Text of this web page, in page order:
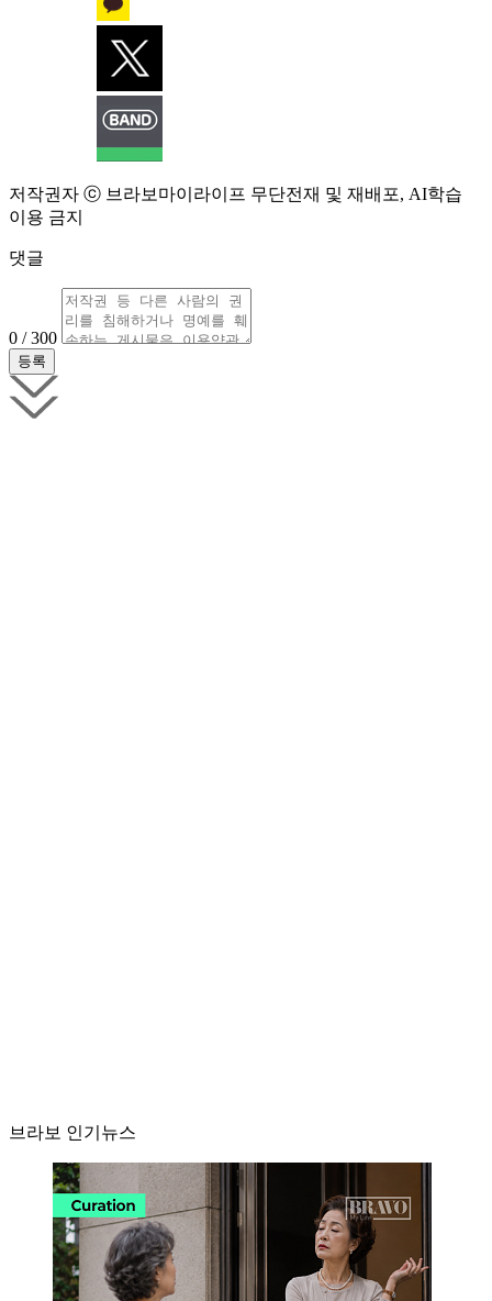
저작권자 ⓒ 브라보마이라이프 무단전재 및 재배포, AI학습
이용 금지
댓글
0 / 300
브라보 인기뉴스